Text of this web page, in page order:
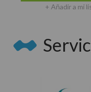
+ Añadir a mi